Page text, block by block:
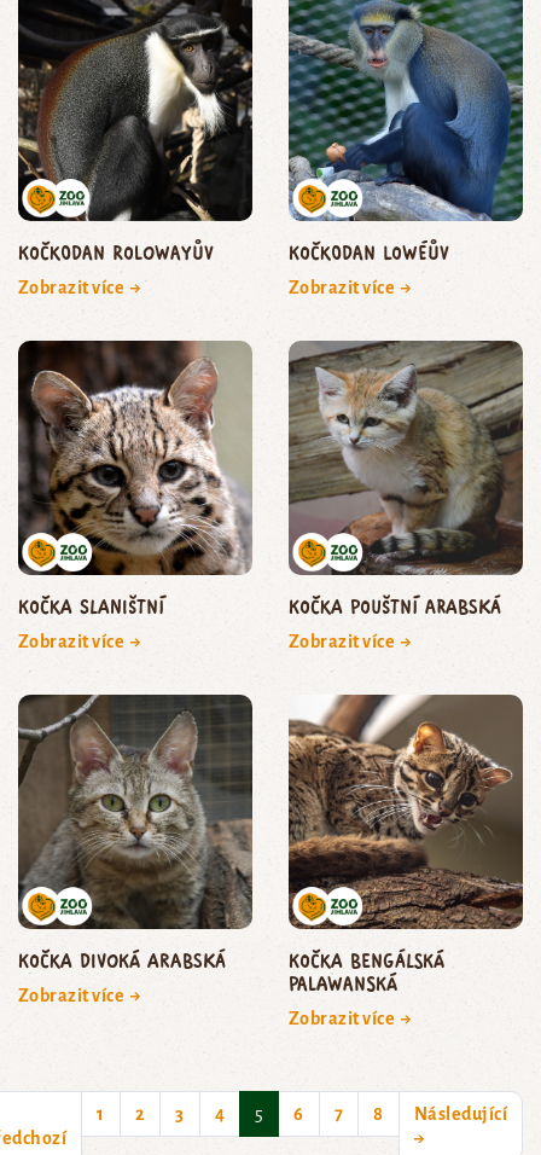
kočkodan Rolowayův
Zobrazit více →
kočkodan Lowéův
Zobrazit více →
kočka slaništní
Zobrazit více →
kočka pouštní arabská
Zobrazit více →
kočka divoká arabská
Zobrazit více →
kočka bengálská
palawanská
Zobrazit více →
1 2 3 4 5 (current)
6 7 8
Následující
→